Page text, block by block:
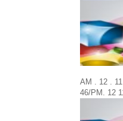
AM . 12 .
46/PM. 12